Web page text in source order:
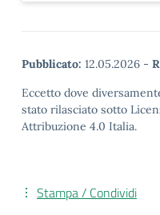
Pubblicato: 12.05.2026 -
Eccetto dove
stato rilasciato sotto
Attribuzione 4.0 Italia.
Stampa / Condividi